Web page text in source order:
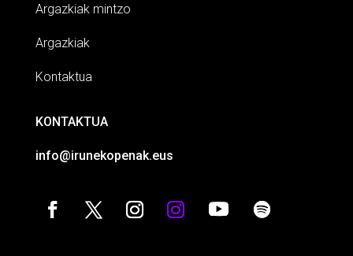
Argazkiak mintzo
Argazkiak
Kontaktua
KONTAKTUA
info@irunekopenak.eus